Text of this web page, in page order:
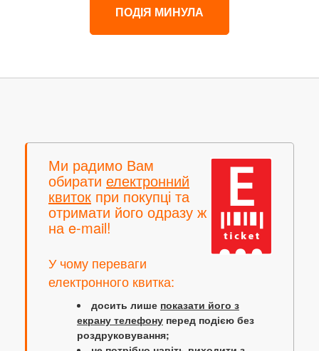
ПОДІЯ МИНУЛА
Ми радимо Вам
обирати електронний
квиток при покупці та
отримати його одразу ж
на e-mail!
У чому переваги
електронного квитка:
досить лише показати його з
екрану телефону перед подією без
роздруковування;